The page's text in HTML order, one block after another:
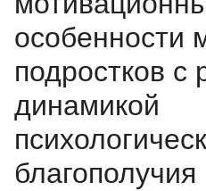
особенности
подростков с
динамикой
благополучия